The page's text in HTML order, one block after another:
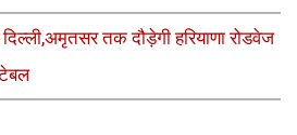
तक दौड़ेगी हरियाणा रोडवेज